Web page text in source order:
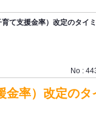
て支援金率）改定のタイミ
No :
率）改定の